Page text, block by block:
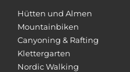
Hütten und Almen
Mountainbiken
Canyoning & Rafting
Klettergarten
Nordic Walking